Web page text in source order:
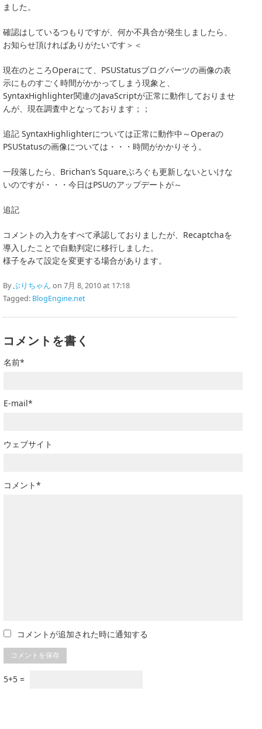
ました。
確認はしているつもりですが、何か不具合が発生しましたら、
お知らせ頂ければありがたいです＞＜
現在のところOperaにて、PSUStatusブログパーツの画像の表
示にものすごく時間がかかってしまう現象と、
SyntaxHighlighter関連のJavaScriptが正常に動作しておりませ
んが、現在調査中となっております；；
追記 SyntaxHighlighterについては正常に動作中～Operaの
PSUStatusの画像については・・・時間がかかりそう。
一段落したら、Brichan’s Squareぶろぐも更新しないといけな
いのですが・・・今日はPSUのアップデートが～
追記
コメントの入力をすべて承認しておりましたが、Recaptchaを
導入したことで自動判定に移行しました。
様子をみて設定を変更する場合があります。
Byぶりちゃん on 7月 8, 2010 at 17:18
Tagged: BlogEngine.net
コメントを書く
名前*
E-mail*
ウェブサイト
コメント*
コメントが追加された時に通知する
5+5 =